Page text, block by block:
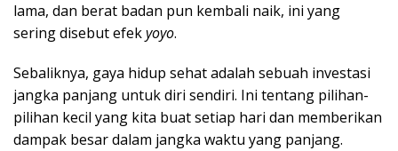
lama, dan berat badan pun kembali naik, ini yang
sering disebut efekyoyo.
Sebaliknya, gaya hidup sehat adalah sebuah investasi
jangka panjang untuk diri sendiri. Ini tentang pilihan-
pilihan kecil yang kita buat setiap hari dan memberikan
dampak besar dalam jangka waktu yang panjang.